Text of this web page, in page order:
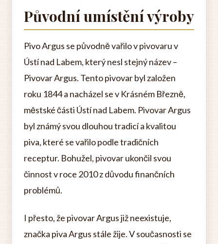
Původní umístění výroby
Pivo Argus se původně vařilo v pivovaru v
Ústí nad Labem, který nesl stejný název –
Pivovar Argus. Tento pivovar byl založen
roku 1844 a nacházel se v Krásném Březně,
městské části Ústí nad Labem. Pivovar Argus
byl známý svou dlouhou tradicí a kvalitou
piva, které se vařilo podle tradičních
receptur. Bohužel, pivovar ukončil svou
činnost v roce 2010 z důvodu finančních
problémů.
I přesto, že pivovar Argus již neexistuje,
značka piva Argus stále žije. V současnosti se